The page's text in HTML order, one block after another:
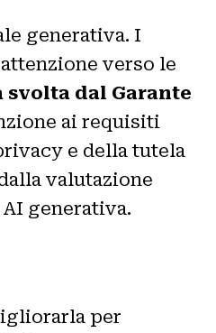
generativa. I
verso le
dal Garante
ai requisiti
e della tutela
valutazione
generativa.
per